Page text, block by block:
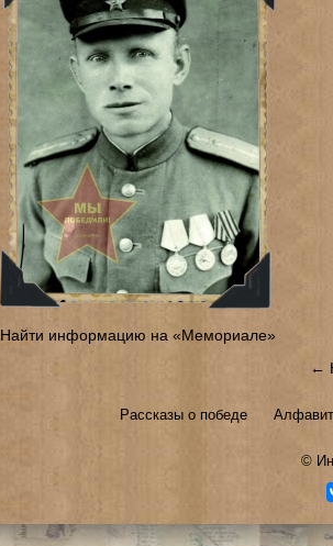
Найти информацию на «Мемориале»
←
Рассказы о победе
©